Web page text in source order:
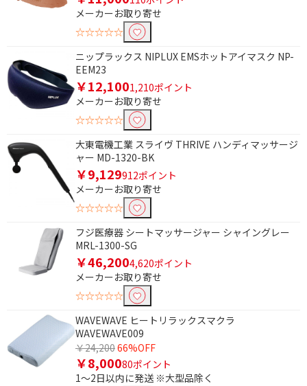
メーカーお取り寄せ
☆☆☆☆☆
ニップラックス NIPLUX EMSホットアイマスク NP-
EEM23
￥12,1001,210ポイント
メーカーお取り寄せ
☆☆☆☆☆
大東電機工業 スライヴ THRIVE ハンディマッサージ
ャー MD-1320-BK
￥9,129912ポイント
メーカーお取り寄せ
☆☆☆☆☆
フジ医療器 シートマッサージャー シャイングレー
MRL-1300-SG
￥46,2004,620ポイント
メーカーお取り寄せ
☆☆☆☆☆
WAVEWAVE ヒートリラックスマクラ
WAVEWAVE009
￥24,20066%OFF
￥8,00080ポイント
1～2日以内に発送 ※大型品除く